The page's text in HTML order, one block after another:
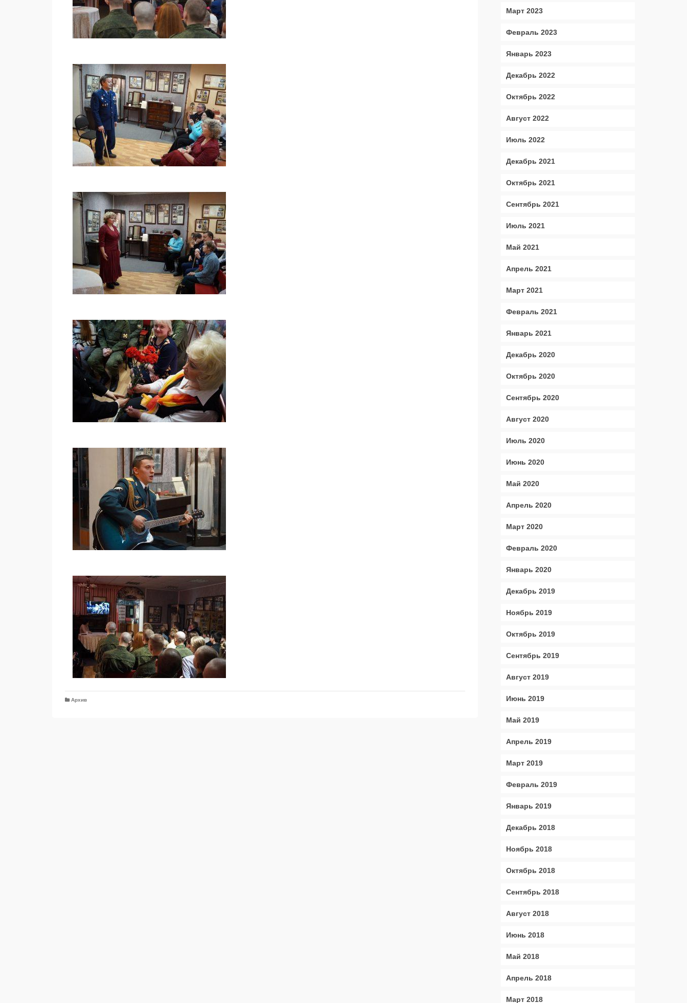
Архив
Март 2023
Февраль 2023
Январь 2023
Декабрь 2022
Октябрь 2022
Август 2022
Июль 2022
Декабрь 2021
Октябрь 2021
Сентябрь 2021
Июль 2021
Май 2021
Апрель 2021
Март 2021
Февраль 2021
Январь 2021
Декабрь 2020
Октябрь 2020
Сентябрь 2020
Август 2020
Июль 2020
Июнь 2020
Май 2020
Апрель 2020
Март 2020
Февраль 2020
Январь 2020
Декабрь 2019
Ноябрь 2019
Октябрь 2019
Сентябрь 2019
Август 2019
Июнь 2019
Май 2019
Апрель 2019
Март 2019
Февраль 2019
Январь 2019
Декабрь 2018
Ноябрь 2018
Октябрь 2018
Сентябрь 2018
Август 2018
Июнь 2018
Май 2018
Апрель 2018
Март 2018